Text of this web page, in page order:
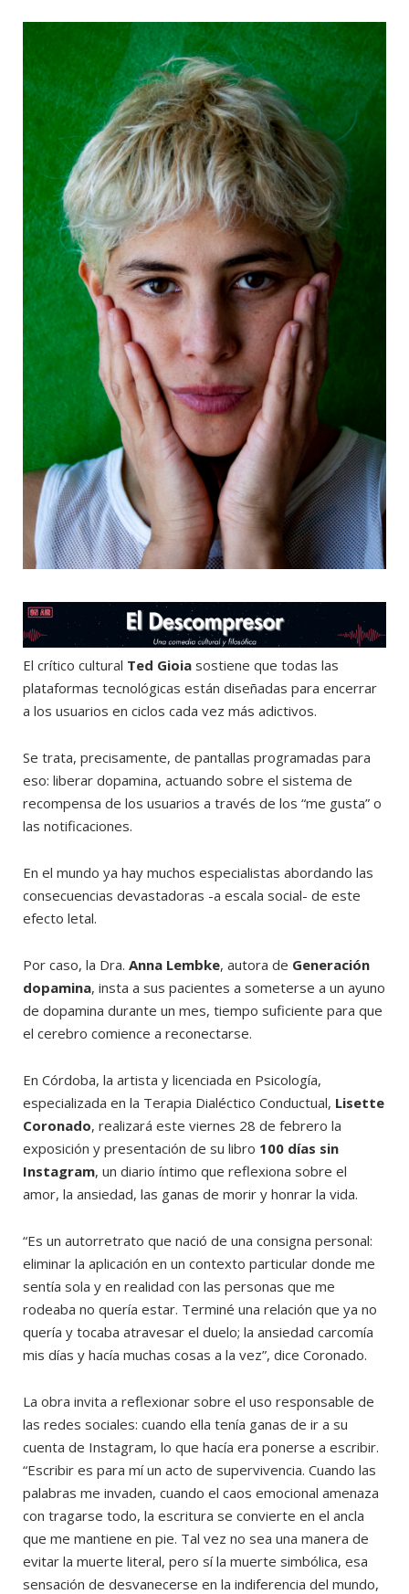
k e
)
m
El crítico cultural Ted Gioia sostiene que todas las
plataformas tecnológicas están diseñadas para encerrar
a los usuarios en ciclos cada vez más adictivos.
Se trata, precisamente, de pantallas programadas para
eso: liberar dopamina, actuando sobre el sistema de
recompensa de los usuarios a través de los “me gusta” o
las notificaciones.
En el mundo ya hay muchos especialistas abordando las
consecuencias devastadoras -a escala social- de este
efecto letal.
Por caso, la Dra. Anna Lembke, autora de Generación
dopamina, insta a sus pacientes a someterse a un ayuno
de dopamina durante un mes, tiempo suficiente para que
el cerebro comience a reconectarse.
En Córdoba, la artista y licenciada en Psicología,
especializada en la Terapia Dialéctico Conductual, Lisette
Coronado, realizará este viernes 28 de febrero la
exposición y presentación de su libro 100 días sin
Instagram, un diario íntimo que reflexiona sobre el
amor, la ansiedad, las ganas de morir y honrar la vida.
“Es un autorretrato que nació de una consigna personal:
eliminar la aplicación en un contexto particular donde me
sentía sola y en realidad con las personas que me
rodeaba no quería estar. Terminé una relación que ya no
quería y tocaba atravesar el duelo; la ansiedad carcomía
mis días y hacía muchas cosas a la vez”, dice Coronado.
La obra invita a reflexionar sobre el uso responsable de
las redes sociales: cuando ella tenía ganas de ir a su
cuenta de Instagram, lo que hacía era ponerse a escribir.
“Escribir es para mí un acto de supervivencia. Cuando las
palabras me invaden, cuando el caos emocional amenaza
con tragarse todo, la escritura se convierte en el ancla
que me mantiene en pie. Tal vez no sea una manera de
evitar la muerte literal, pero sí la muerte simbólica, esa
sensación de desvanecerse en la indiferencia del mundo,